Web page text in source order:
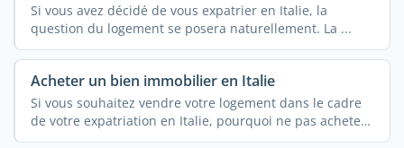
Si vous avez décidé de vous expatrier en Italie, la
question du logement se posera naturellement. La ...
Acheter un bien immobilier en Italie
Si vous souhaitez vendre votre logement dans le cadre
de votre expatriation en Italie, pourquoi ne pas acheter
de ...